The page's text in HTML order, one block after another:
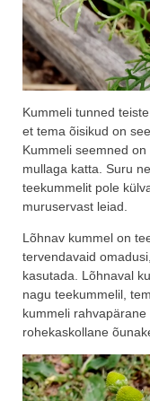
Kummeli tunned
et tema õisikud on
Kummeli seemned
mullaga katta. Suru
teekummelit pole
muruservast leiad.
Lõhnav kummel on
tervendavaid
kasutada. Lõhnaval
nagu teekummelil,
kummeli
rohekaskollane